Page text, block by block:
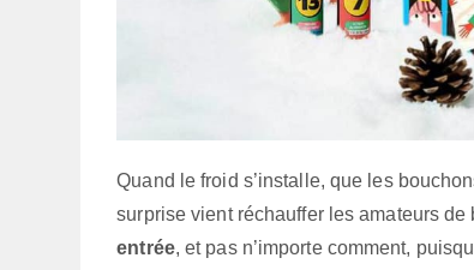
Quand le froid s’installe, que les
surprise vient réchauffer les amateurs de
entrée, et pas n’importe comment,